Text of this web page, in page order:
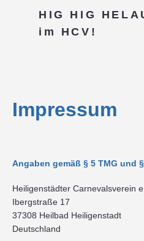
HIG HIG
im HCV!
Impressum
Angaben gemäß § 5 TMG und
Heiligenstädter Carnevalsverein
Ibergstraße 17
37308 Heilbad Heiligenstadt
Deutschland